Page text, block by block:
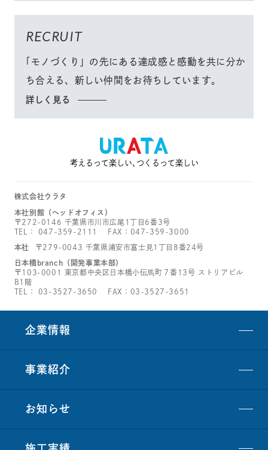
RECRUIT
「モノづくり」 の先にある達成感と感動を共に分か
ち合える、 新しい仲間をお待ちしています。
詳しく見る
考えるって楽しい､つくるって楽しい
株式会社ウラタ
本社別館（ヘッドオフィス）
〒272-0146 千葉県市川市広尾1丁目6番3号
TEL： 047-359-2111 FAX：047-359-3000
本社 〒279-0043 千葉県浦安市富士見1丁目8番24号
日本橋branch（開発事業本部）
〒103-0001 東京都中央区日本橋小伝馬町７番13号 ストリアビル
B1階
TEL： 03-3527-3650 FAX：03-3527-3651
企業情報
事業紹介
お知らせ